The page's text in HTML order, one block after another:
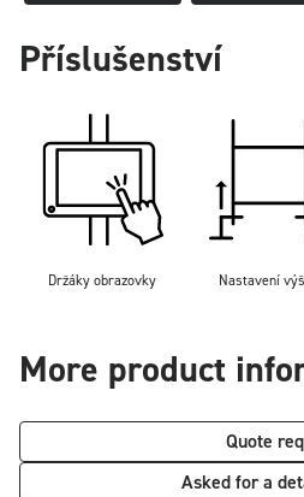
Příslušenství
Držáky obrazovky Nastavení
More product
Quote
Asked for a